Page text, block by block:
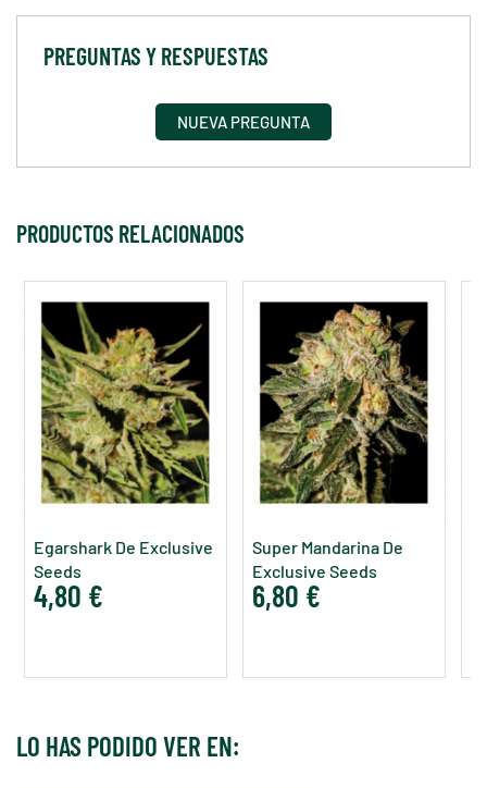
PREGUNTAS Y RESPUESTAS
NUEVA PREGUNTA
PRODUCTOS RELACIONADOS
Egarshark De Exclusive
Seeds
4,80 €
Super Mandarina De
Exclusive Seeds
6,80 €
LO HAS PODIDO VER EN: